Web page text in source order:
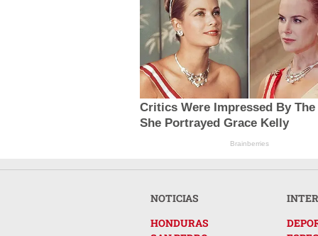
Critics Were Impressed By The
She Portrayed Grace Kelly
Brainberries
NOTICIAS
HONDURAS